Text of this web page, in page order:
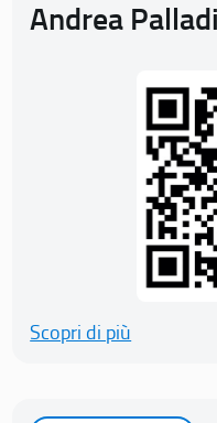
Andrea
Scopri di più